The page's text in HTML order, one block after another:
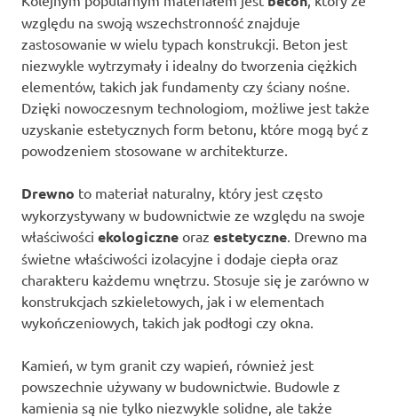
względu na swoją wszechstronność znajduje
zastosowanie w wielu typach konstrukcji. Beton jest
niezwykle wytrzymały i idealny do tworzenia ciężkich
elementów, takich jak fundamenty czy ściany nośne.
Dzięki nowoczesnym technologiom, możliwe jest także
uzyskanie estetycznych form betonu, które mogą być z
powodzeniem stosowane w architekturze.
Drewno to materiał naturalny, który jest często
wykorzystywany w budownictwie ze względu na swoje
właściwości ekologiczne oraz estetyczne . Drewno ma
świetne właściwości izolacyjne i dodaje ciepła oraz
charakteru każdemu wnętrzu. Stosuje się je zarówno w
konstrukcjach szkieletowych, jak i w elementach
wykończeniowych, takich jak podłogi czy okna.
Kamień, w tym granit czy wapień, również jest
powszechnie używany w budownictwie. Budowle z
kamienia są nie tylko niezwykle solidne, ale także